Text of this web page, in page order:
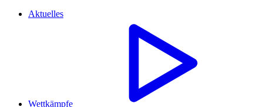
Aktuelles
Wettkämpfe